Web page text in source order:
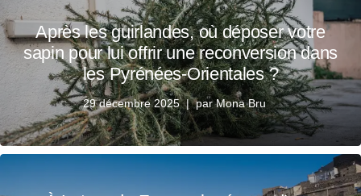
Après les guirlandes, où déposer votre
sapin pour lui offrir une reconversion dans
les Pyrénées-Orientales ?
29 décembre 2025 parMona Bru